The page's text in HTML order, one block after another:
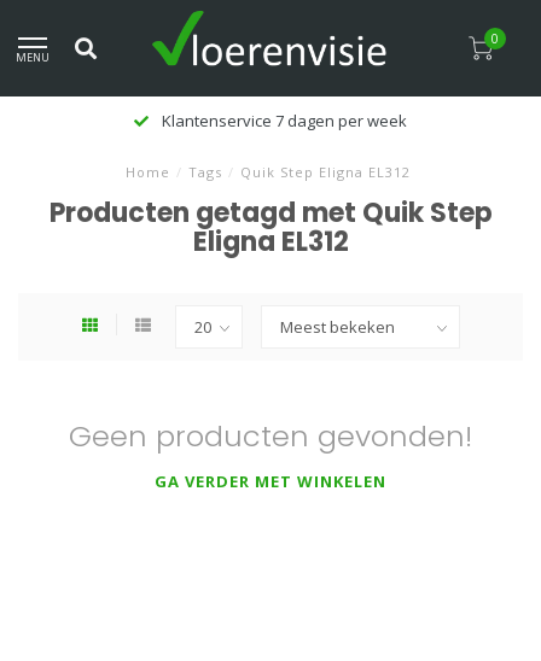
MENU
0
Klantenservice 7 dagen per week
Home / Tags / Quik Step Eligna EL312
Producten getagd met Quik Step
Eligna EL312
Geen producten gevonden!
GA VERDER MET WINKELEN